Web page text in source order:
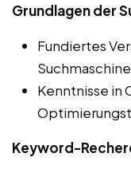
Grundlagen der
Fundiertes
Kenntnisse in
Keyword-